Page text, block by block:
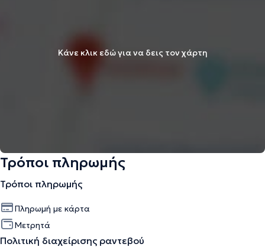
Κάνε κλικ εδώ για να δεις τον χάρτη
Τρόποι πληρωμής
Τρόποι πληρωμής
Πληρωμή με κάρτα
Μετρητά
Πολιτική διαχείρισης ραντεβού